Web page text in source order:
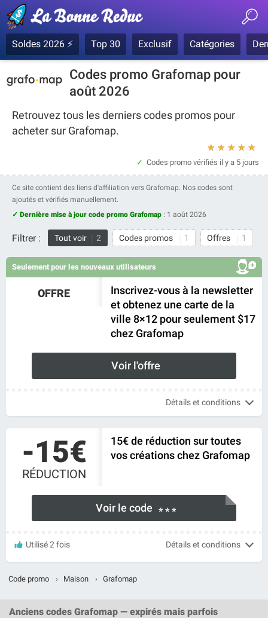
Soldes 2026 ⚡ Top 30 Exclusif Catégories
Codes promo Grafomap pour
août 2026
Retrouvez tous les derniers codes promos pour
acheter sur Grafomap.
★
★
★
★
★
Codes promo vérifiés il y a 5 jours
Ce site contient des liens d'affiliation vers Grafomap. Nos codes sont
ajoutés et vérifiés manuellement.
✓ Dernière mise à jour code promo Grafomap : 1 août 2026
Filtrer : Tout voir 2 Codes promos 1 Offres 1
Seulement pour les nouveaux utilisateurs
OFFRE
Inscrivez-vous à la newsletter
et obtenez une carte de la
ville 8×12 pour seulement $17
chez Grafomap
Voir l'offre
Détails et conditions
-15€
RÉDUCTION
15€ de réduction sur toutes
vos créations chez Grafomap
Voir le code * * *
Utilisé 2 fois Détails et conditions
Code promo › Maison › Grafomap
Anciens codes Grafomap — expirés mais parfois